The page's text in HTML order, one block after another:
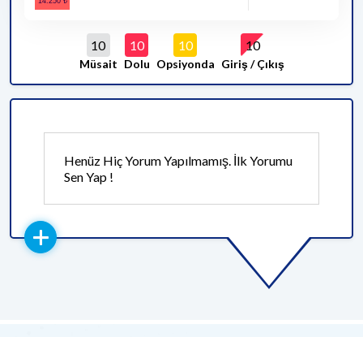
10
Müsait
10
Dolu
10
Opsiyonda
10
Giriş / Çıkış
Henüz Hiç Yorum Yapılmamış. İlk Yorumu
Sen Yap !